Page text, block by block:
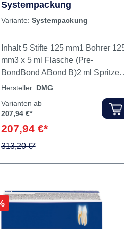
Variante: Systempackung
Inhalt 5 Stifte 125 mm1 Bohrer 125
BondBond ABond B)2 ml Spritze
Etching Gel-Medium Viscosity2 x
25 Endobrishes (redblack)3 Luer-
Lock-Tips1 Mischpalette9 g Spritze
Hersteller:
DMG
207,94 €*
207,94 €*
313,20 €*